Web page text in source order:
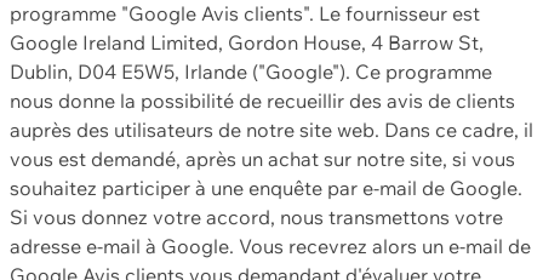
programme "Google Avis clients". Le fournisseur est
Google Ireland Limited, Gordon House, 4 Barrow St,
Dublin, D04 E5W5, Irlande ("Google"). Ce programme
nous donne la possibilité de recueillir des avis de clients
auprès des utilisateurs de notre site web. Dans ce cadre, il
vous est demandé, après un achat sur notre site, si vous
souhaitez participer à une enquête par e-mail de Google.
Si vous donnez votre accord, nous transmettons votre
adresse e-mail à Google. Vous recevrez alors un e-mail de